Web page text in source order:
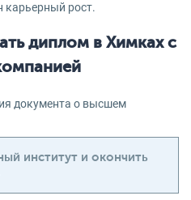
карьерный рост.
диплом в Химках с
документа о высшем
институт и окончить